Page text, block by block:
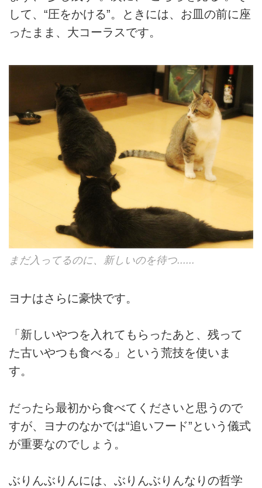
して、“圧をかける”。ときには、お皿の前に座
ったまま、大コーラスです。
まだ入ってるのに、新しいのを待つ......
ヨナはさらに豪快です。
「新しいやつを入れてもらったあと、残って
た古いやつも食べる」という荒技を使いま
す。
だったら最初から食べてくださいと思うので
すが、ヨナのなかでは“追いフード”という儀式
が重要なのでしょう。
ぶりんぶりんには、ぶりんぶりんなりの哲学